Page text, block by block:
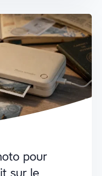
pour
sur le